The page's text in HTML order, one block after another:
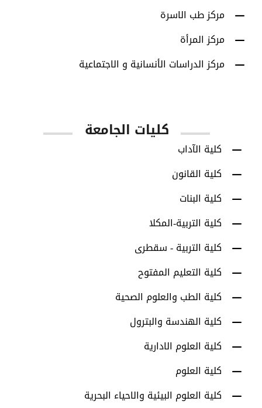
مركز طب الاسرة
مركز المرأة
مركز الدراسات الأنسانية و الاجتماعية
كليات الجامعة
كلية الآداب
كلية القانون
كلية البنات
كلية التربية-المكلا
كلية التربية - سقطرى
كلية التعليم المفتوح
كلية الطب والعلوم الصحية
كلية الهندسة والبترول
كلية العلوم الادارية
كلية العلوم
كلية العلوم البيئية والاحياء البحرية